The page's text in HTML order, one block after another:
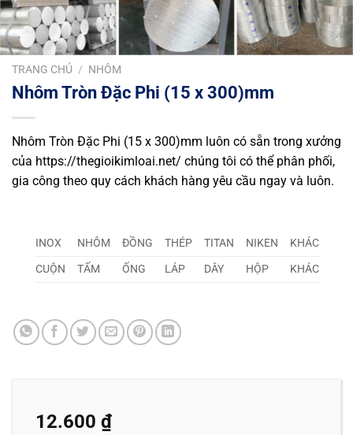
TRANG CHỦ / NHÔM
Nhôm Tròn Đặc Phi (15 x 300)mm
Nhôm Tròn Đặc Phi (15 x 300)mm luôn có sẵn trong xưởng
của https://thegioikimloai.net/ chúng tôi có thể phân phối,
gia công theo quy cách khách hàng yêu cầu ngay và luôn.
INOX NHÔM ĐỒNG THÉP TITAN NIKEN
KHÁC
CUỘN
TẤM ỐNG LÁP DÂY HỘP KHÁC
12.600 ₫